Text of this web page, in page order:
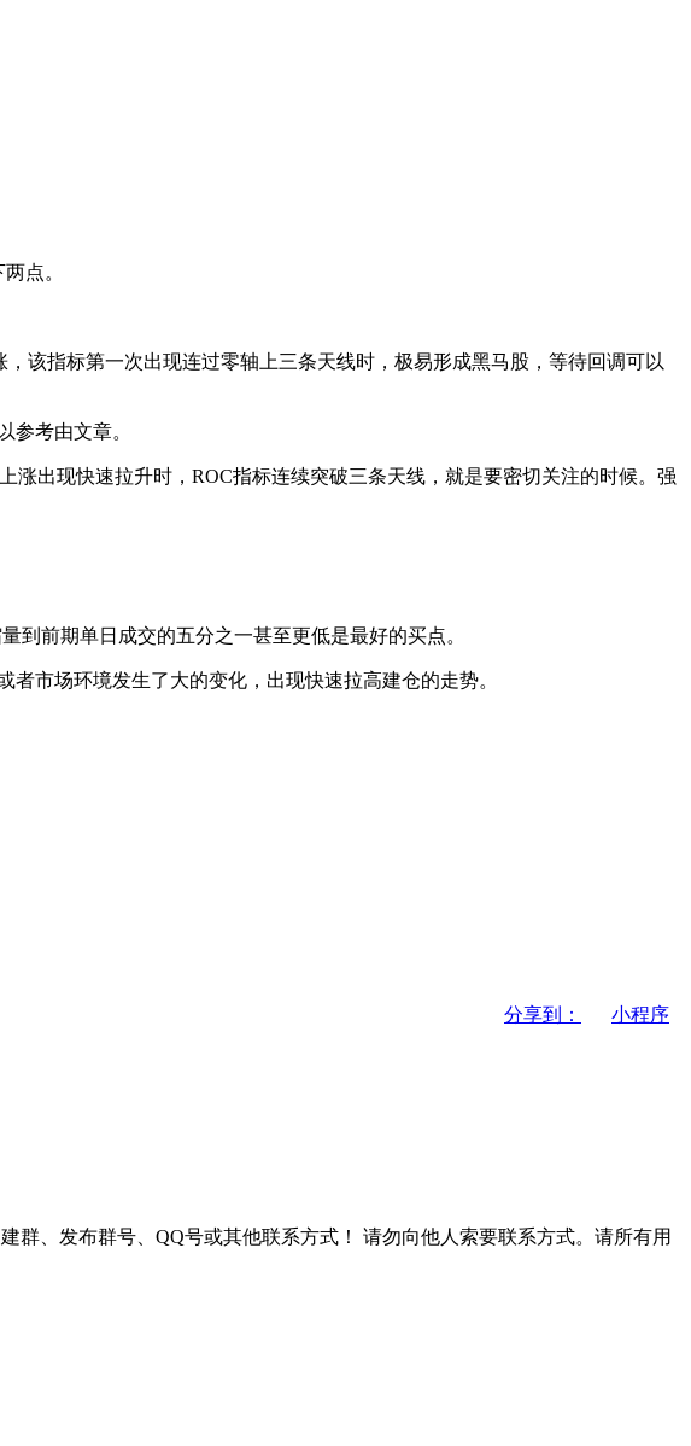
点。
指标第一次出现连过零轴上三条天线时，极易形成黑马股，等待回调可以
考由文章。
出现快速拉升时，ROC指标连续突破三条天线，就是要密切关注的时候。强
前期单日成交的五分之一甚至更低是最好的买点。
市场环境发生了大的变化，出现快速拉高建仓的走势。
分享到：
小程序
群、发布群号、QQ号或其他联系方式！
请勿向他人索要联系方式。请所有用